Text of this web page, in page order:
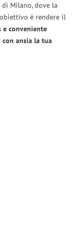
Milano, dove la
è rendere il
conveniente
ansia la tua